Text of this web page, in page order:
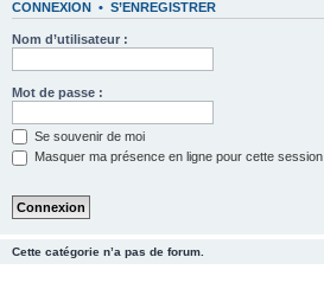
CONNEXION • S’ENREGISTRER
Nom d’utilisateur :
Mot de passe :
Se souvenir de moi
Masquer ma présence en ligne pour cette session
Cette catégorie n’a pas de forum.